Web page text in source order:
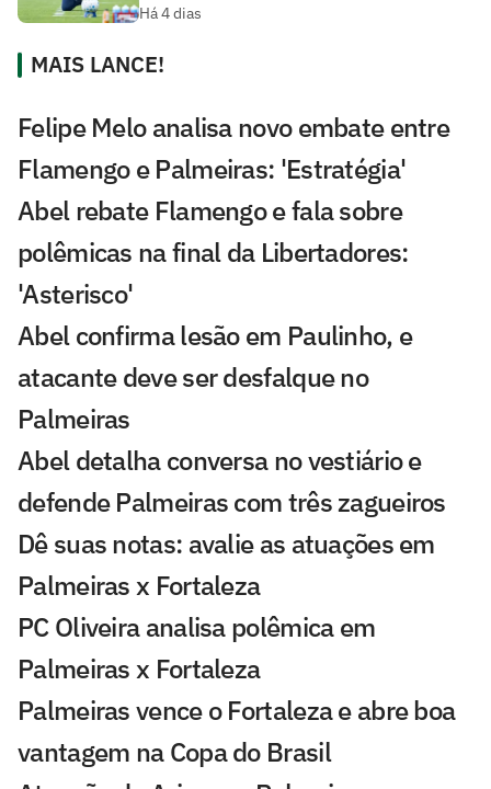
Há 4 dias
MAIS LANCE!
Felipe Melo analisa novo embate entre
Flamengo e Palmeiras: 'Estratégia'
Abel rebate Flamengo e fala sobre
polêmicas na final da Libertadores:
'Asterisco'
Abel confirma lesão em Paulinho, e
atacante deve ser desfalque no
Palmeiras
Abel detalha conversa no vestiário e
defende Palmeiras com três zagueiros
Dê suas notas: avalie as atuações em
Palmeiras x Fortaleza
PC Oliveira analisa polêmica em
Palmeiras x Fortaleza
Palmeiras vence o Fortaleza e abre boa
vantagem na Copa do Brasil